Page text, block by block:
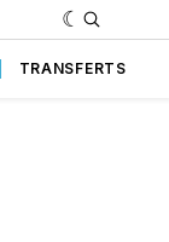
TRANSFERTS